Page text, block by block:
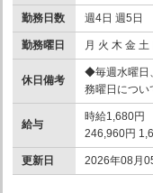
勤務日数 週4日 週5日
勤務曜日 月 火 木 金
休日備考
◆毎週水曜日
務曜日につい
給与
時給1,680円
246,960円
更新日 2026年08月